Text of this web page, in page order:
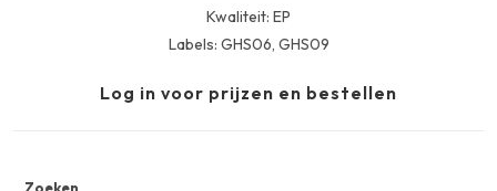
Kwaliteit: EP
Labels: GHS06, GHS09
Log in voor prijzen en bestellen